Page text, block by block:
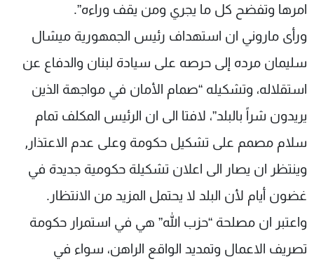
امرها وتفضح كل ما يجري ومن يقف وراءه”.
ورأى ماروني ان استهداف رئيس الجمهورية ميشال
سليمان مرده إلى حرصه على سيادة لبنان والدفاع عن
استقلاله، وتشكيله “صمام الأمان في مواجهة الذين
يريدون شراً بالبلد”، لافتا الى ان الرئيس المكلف تمام
سلام مصمم على تشكيل حكومة وعلى عدم الاعتذار,
وينتظر ان يصار الى اعلان تشكيلة حكومية جديدة في
غضون أيام لأن البلد لا يحتمل المزيد من الانتظار.
واعتبر ان مصلحة “حزب الله” هي في استمرار حكومة
تصريف الاعمال وتمديد الواقع الراهن، سواء في